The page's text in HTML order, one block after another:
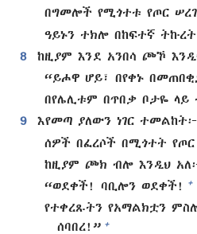
በግመሎች የሚጎተቱ የጦር
ዓይኑን ተክሎ በከፍተኛ
8
ከዚያም እንደ አንበሳ ጮኾ
“ይሖዋ ሆይ፣ በየቀኑ
በየሌሊቱም በጥበቃ ቦታዬ ላይ
9
እየመጣ ያለውን ነገር ተመልከት፦
ሰዎች በፈረሶች በሚጎተት
ከዚያም ጮክ ብሎ እንዲህ
“ወደቀች! ባቢሎን ወደቀች!
+
የተቀረጹትን የአማልክቷን
ሰባበረ!” +